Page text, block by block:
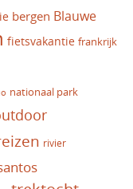
bergen Blauwe
fietsvakantie frankrijk
nationaal park
rivier